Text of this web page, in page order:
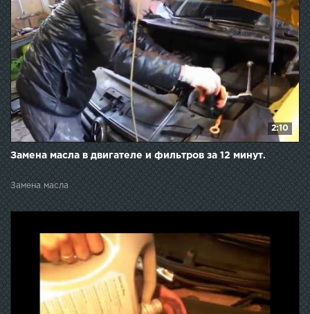
2:10
Замена масла в двигателе и фильтров за 12 минут.
Замена масла